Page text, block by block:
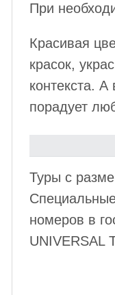
При
Красивая
красок,
контекста. А
порадует
Туры с
номеров в
UNIVERSAL